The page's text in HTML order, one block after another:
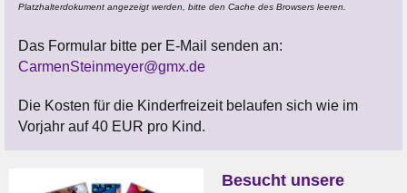
Platzhalterdokument angezeigt werden, bitte den Cache des Browsers leeren.
Das Formular bitte per E-Mail senden an:
CarmenSteinmeyer@gmx.de
Die Kosten für die Kinderfreizeit belaufen sich wie im
Vorjahr auf 40 EUR pro Kind.
Besucht unsere